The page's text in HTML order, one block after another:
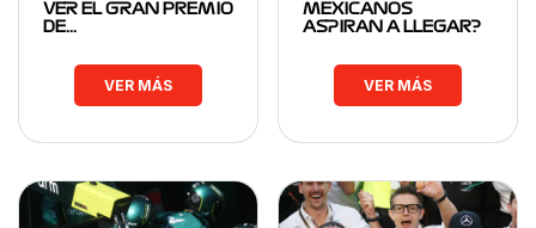
VER EL GRAN PREMIO
DE…
VER MÁS
MEXICANOS
ASPIRAN A LLEGAR?
VER MÁS